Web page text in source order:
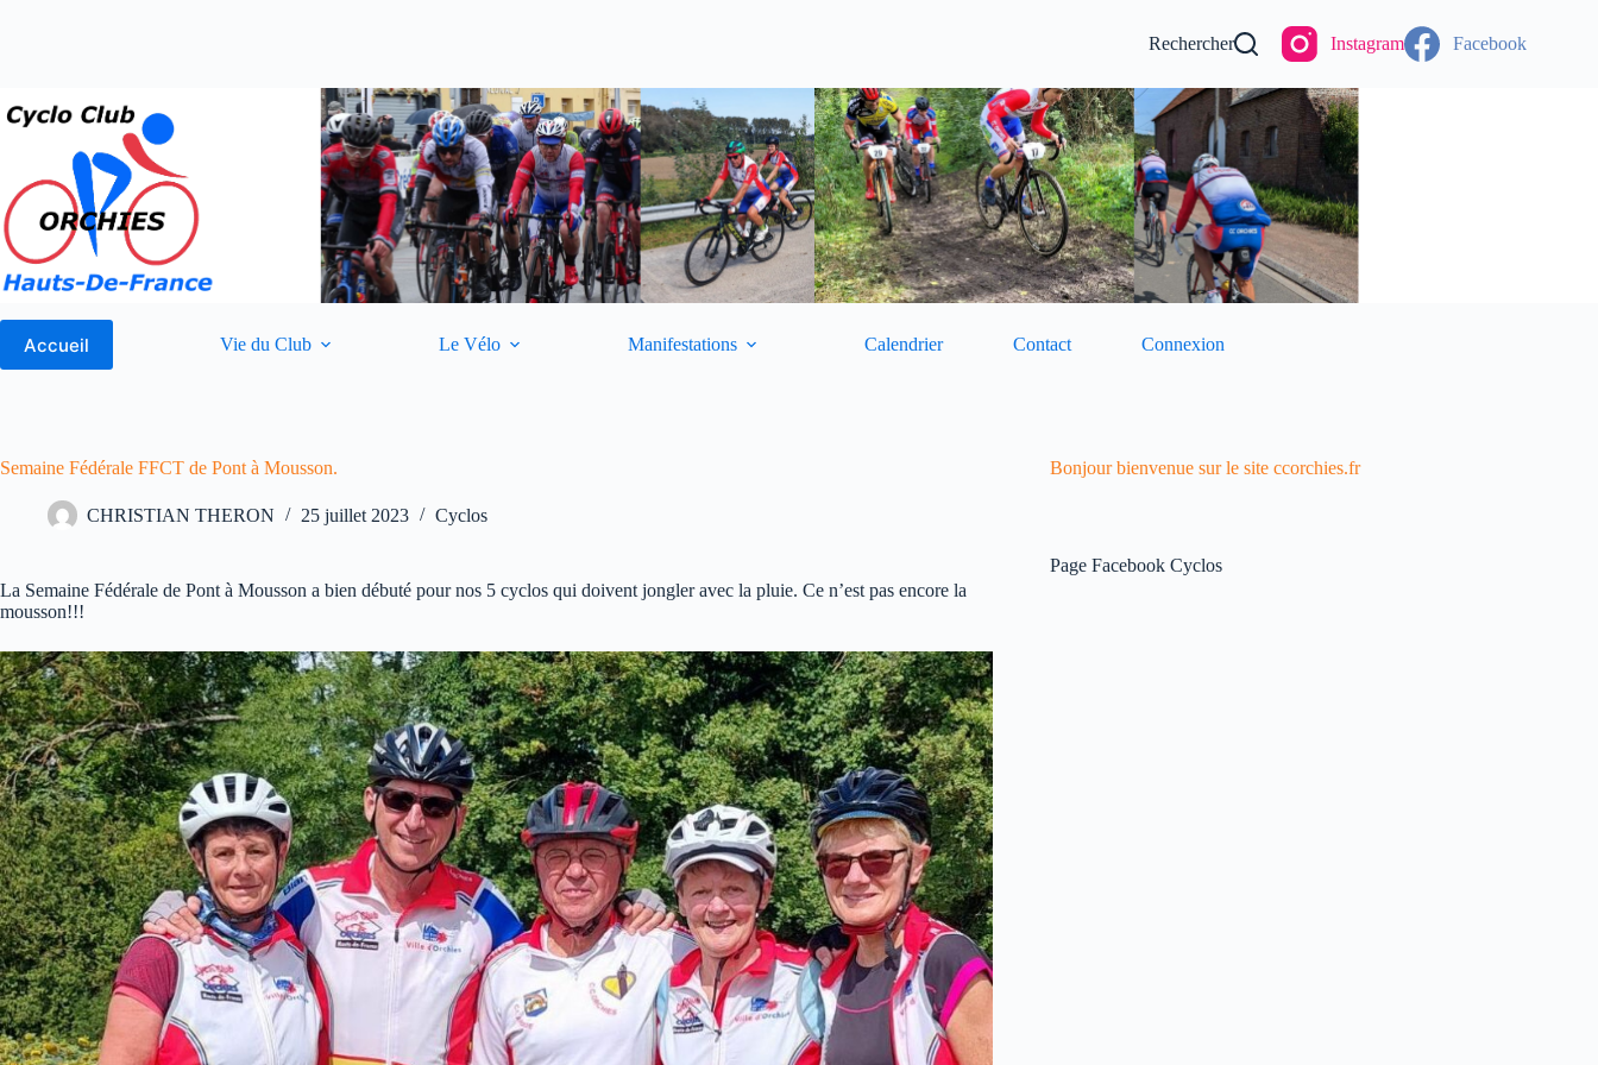
Rechercher Instagram Facebook
Accueil Vie du Club Le Vélo Manifestations Calendrier Contact Connexion
Semaine Fédérale FFCT de Pont à Mousson.
CHRISTIAN THERON 25 juillet 2023 Cyclos
La Semaine Fédérale de Pont à Mousson a bien débuté pour nos 5 cyclos qui doivent jongler avec la pluie. Ce n’est pas encore la
mousson!!!
Bonjour bienvenue sur le site ccorchies.fr
Page Facebook Cyclos